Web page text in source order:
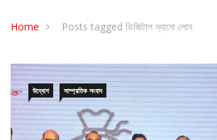
Home Posts tagged ডিজিটাল ন্যানো লোন
উদ্যোগ সাম্প্রতিক সংবাদ